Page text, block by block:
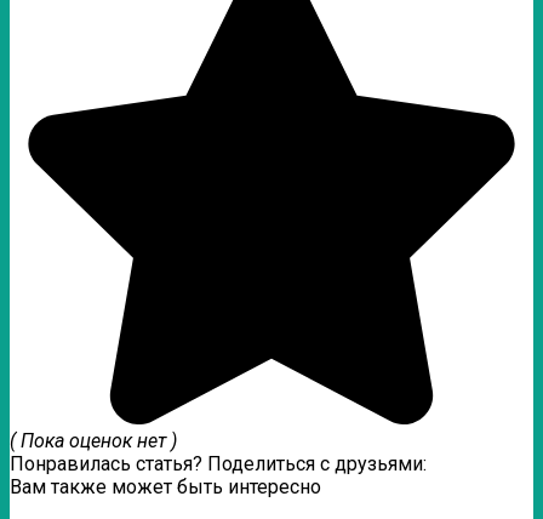
( Пока оценок нет )
Понравилась статья? Поделиться с друзьями:
Вам также может быть интересно